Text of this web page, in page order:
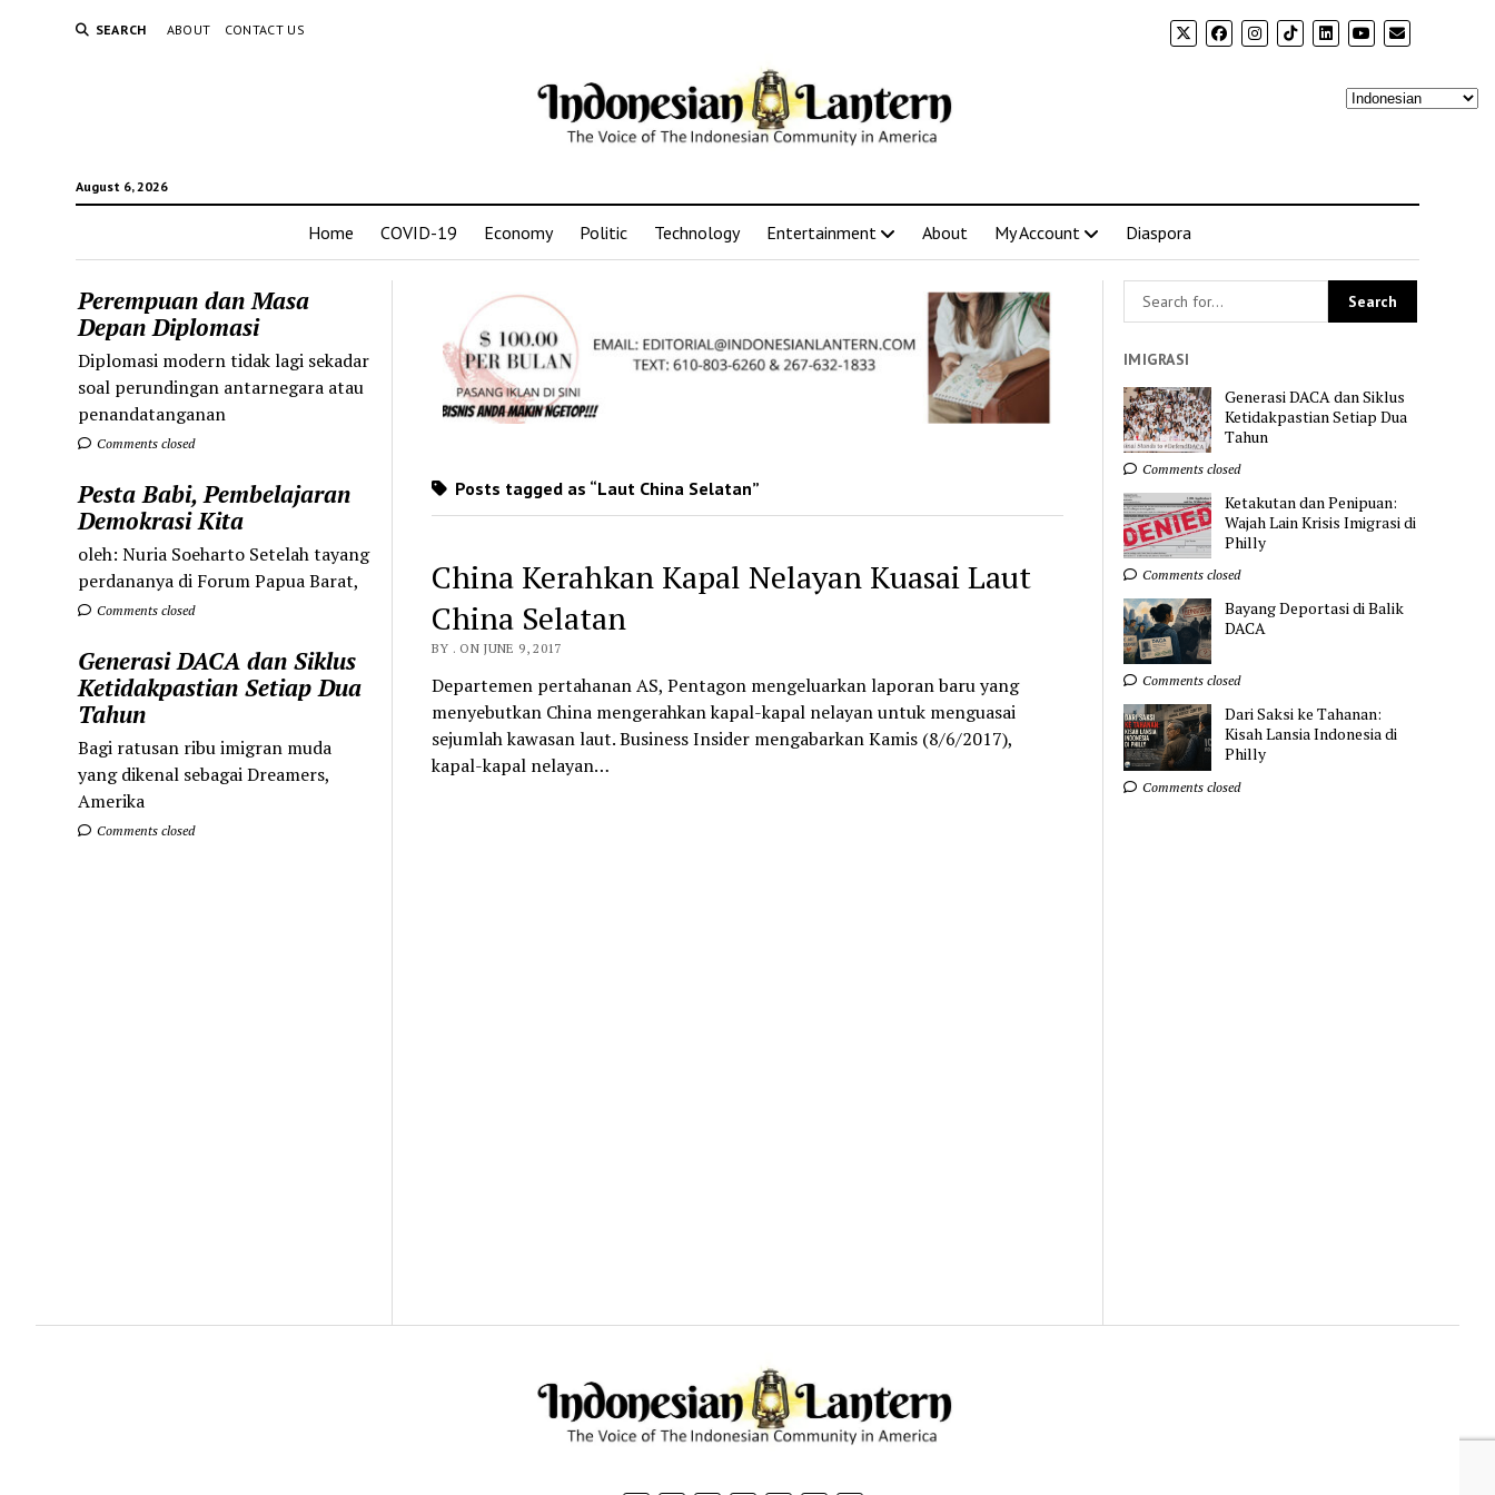
SEARCH ABOUT CONTACT US
August 6, 2026
Home COVID-19 Economy Politic Technology Entertainment About My Account Diaspora
Perempuan dan Masa
Depan Diplomasi
Diplomasi modern tidak lagi sekadar
soal perundingan antarnegara atau
penandatanganan
Comments closed
Pesta Babi, Pembelajaran
Demokrasi Kita
oleh: Nuria Soeharto Setelah tayang
perdananya di Forum Papua Barat,
Comments closed
Generasi DACA dan Siklus
Ketidakpastian Setiap Dua
Tahun
Bagi ratusan ribu imigran muda
yang dikenal sebagai Dreamers,
Amerika
Comments closed
Posts tagged as “Laut China Selatan”
China Kerahkan Kapal Nelayan Kuasai Laut
China Selatan
BY . ON JUNE 9, 2017
Departemen pertahanan AS, Pentagon mengeluarkan laporan baru yang
menyebutkan China mengerahkan kapal-kapal nelayan untuk menguasai
sejumlah kawasan laut. Business Insider mengabarkan Kamis (8/6/2017),
kapal-kapal nelayan…
IMIGRASI
Generasi DACA dan Siklus
Ketidakpastian Setiap Dua
Tahun
Comments closed
Ketakutan dan Penipuan:
Wajah Lain Krisis Imigrasi di
Philly
Comments closed
Bayang Deportasi di Balik
DACA
Comments closed
Dari Saksi ke Tahanan:
Kisah Lansia Indonesia di
Philly
Comments closed